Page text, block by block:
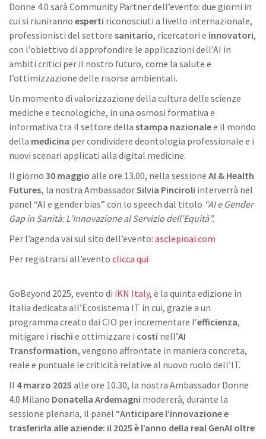
Donne 4.0 sarà Community Partner dell’evento: due giorni in
cui si riuniranno esperti riconosciuti a livello internazionale,
professionisti del settore sanitario, ricercatori e innovatori,
con l’obiettivo di approfondire le applicazioni dell’AI in
ambiti critici per il nostro futuro, come la salute e
l’ottimizzazione delle risorse ambientali.
Un momento di valorizzazione della cultura delle scienze
mediche e tecnologiche, in una osmosi formativa e
informativa tra il settore della stampa nazionalee il mondo
della medicina per condividere deontologia professionale e i
nuovi scenari applicati alla digital medicine.
Il giorno 30 maggio alle ore 13.00, nella sessione AI & Health
Futures, la nostra AmbassadorSilvia Pinciroli interverrà nel
panel “AI e gender bias” con lo speech dal titolo “AI e Gender
Gap in Sanità: L’Innovazione al Servizio dell’Equità”.
Per l’agenda vai sul sito dell’evento: asclepioai.com
Per registrarsi all’evento clicca qui
GoBeyond 2025, evento di iKN Italy, è la quinta edizione in
Italia dedicata all’Ecosistema IT in cui, grazie a un
programma creato dai CIO per incrementare l’efficienza,
mitigare i rischi e ottimizzare i costi nell’AI
Transformation, vengono affrontate in maniera concreta,
reale e puntuale le criticità relative al nuovo ruolo dell’IT.
Il 4 marzo 2025 alle ore 10.30, la nostra Ambassador Donne
4.0 Milano Donatella Ardemagni modererà, durante la
sessione plenaria, il panel “Anticipare l’innovazione e
trasferirla alle aziende: il 2025 è l’anno della real GenAI oltre